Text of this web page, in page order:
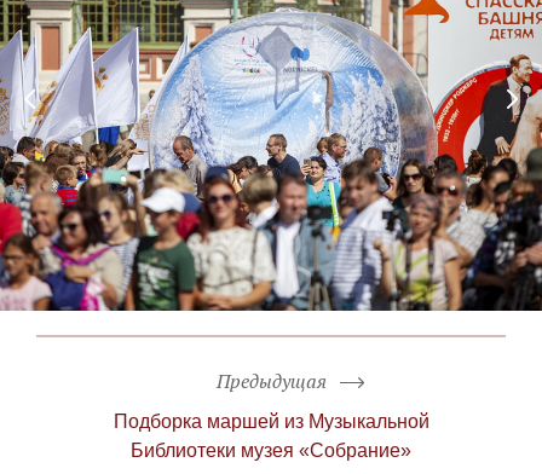
Предыдущая
Подборка маршей из Музыкальной
Библиотеки музея «Собрание»